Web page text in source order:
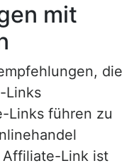
mit
die
Links
Links führen zu
Link ist